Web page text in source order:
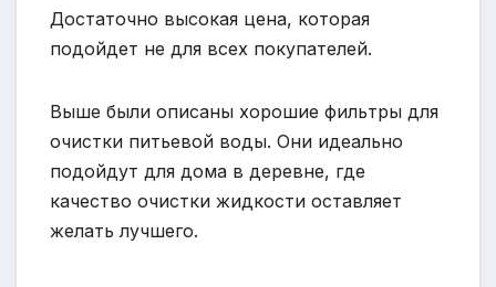
Достаточно высокая цена, которая
подойдет не для всех покупателей.
Выше были описаны хорошие фильтры для
очистки питьевой воды. Они идеально
подойдут для дома в деревне, где
качество очистки жидкости оставляет
желать лучшего.